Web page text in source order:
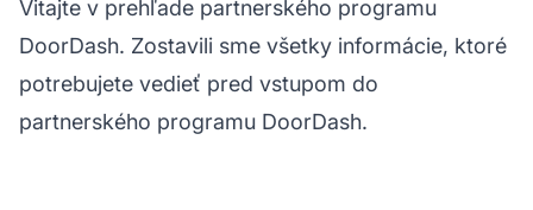
Vitajte v prehľade partnerského programu
DoorDash. Zostavili sme všetky informácie, ktoré
potrebujete vedieť pred vstupom do
partnerského programu DoorDash.